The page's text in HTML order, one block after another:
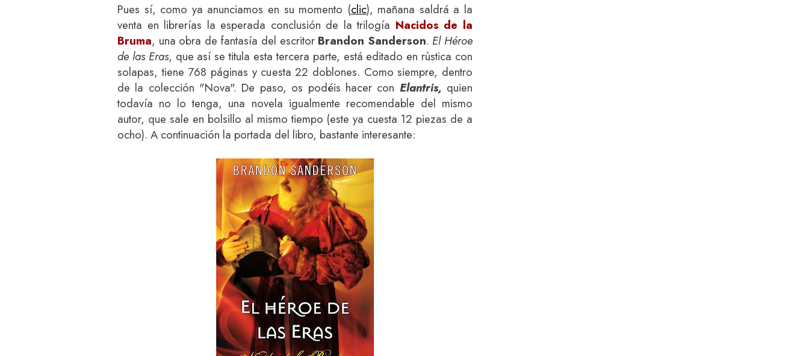
Pues sí, como ya anunciamos en su momento (clic), mañana saldrá a la
venta en librerías la esperada conclusión de la trilogía Nacidos de la
Bruma, una obra de fantasía del escritor Brandon Sanderson. El Héroe
de las Eras, que así se titula esta tercera parte, está editado en rústica con
solapas, tiene 768 páginas y cuesta 22 doblones. Como siempre, dentro
de la colección "Nova". De paso, os podéis hacer con Elantris, quien
todavía no lo tenga, una novela igualmente recomendable del mismo
autor, que sale en bolsillo al mismo tiempo (este ya cuesta 12 piezas de a
ocho). A continuación la portada del libro, bastante interesante: